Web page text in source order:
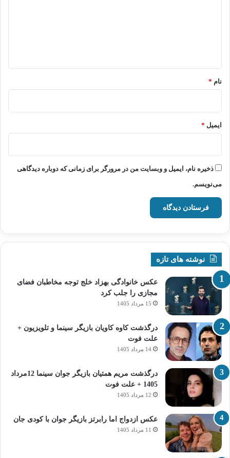
نام *
ایمیل *
ذخیره نام، ایمیل و وبسایت من در مرورگر برای زمانی که دوباره دیدگاهی
می‌نویسم.
نوشته های تازه
عکس خانوادگی بهزاد خلج توجه مخاطبان فضای
مجازی را جلب کرد
15 مرداد 1405
درگذشت کاوه کاویان بازیگر سینما و تلویزیون +
علت فوت
14 مرداد 1405
درگذشت مریم همتیان بازیگر جوان سینما 12مرداد
1405 + علت فوت
12 مرداد 1405
عکس ازدواج اما رابرتز بازیگر جوان با کودی جان
11 مرداد 1405